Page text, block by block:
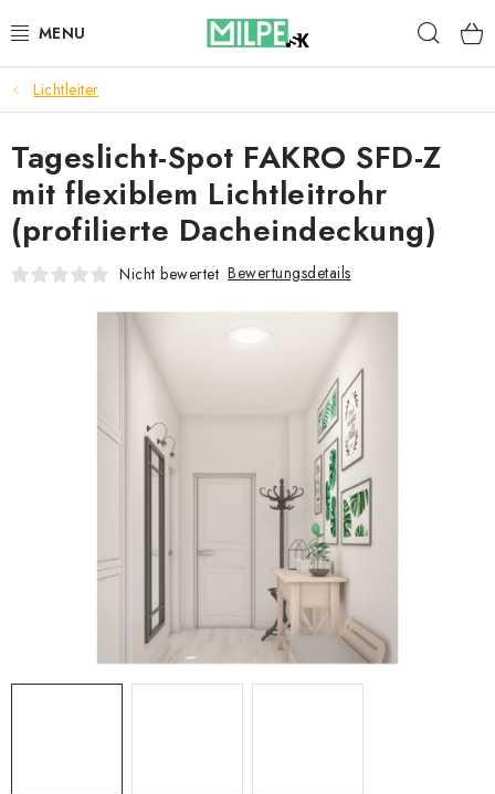
Inhalt
DACHFENSTER
DACHBODENTREPPE
HAUS UND GARTEN
BAU
Reklamationen und Rücksendungen
Richtlinien zur Verwendung von Cookies
Allgemeinen Geschäftsbedingungen
Lichtleiter
Tageslicht-Spot FAKRO SFD-Z
mit flexiblem Lichtleitrohr
(profilierte Dacheindeckung)
Nicht bewertet Bewertungsdetails